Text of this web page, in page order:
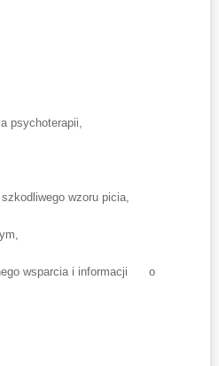
psychoterapii,
wzoru picia,
wsparcia i informacji o